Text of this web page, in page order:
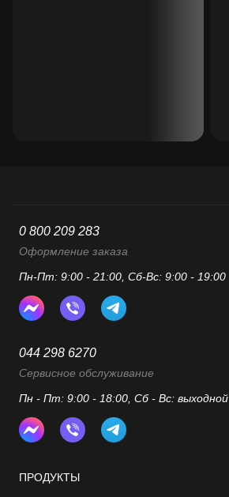
ПРОДУКТЫ
0 800 209 283
Оформление заказа
Пн-Пт: 9:00 - 21:00, Сб-Вс: 9:00 - 19:00
044 298 6270
Сервисное обслуживание
Пн - Пт: 9:00 - 18:00, Сб - Вс: выходной